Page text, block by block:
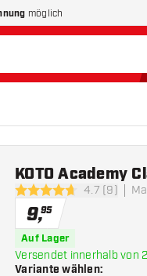
möglich
4.7 Bewertungssterne
4.7 (9)
KOTO Academy
9,95
Auf Lager
Versendet innerhalb von
Variante wählen: